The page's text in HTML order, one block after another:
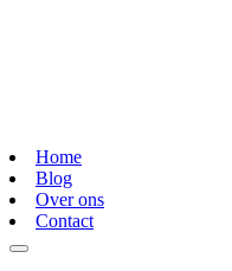
Home
Blog
Over ons
Contact